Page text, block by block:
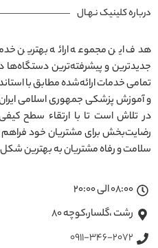
درباره کلینیک نـهـال
هدف این مجموعه ارائه بهترین
جدیدترین و پیشرفته‌ترین
و آموزش پزشکی جمهوری اسلامی
در تلاش است تا با ارتقاء سطح
رضایت‌بخش برای مشتریان خود
سلامت و رفاه مشتریان به بهترین
08:00 الی 20:00
رشت ،گلسار،کوچه ۸۰
0911-346-2072